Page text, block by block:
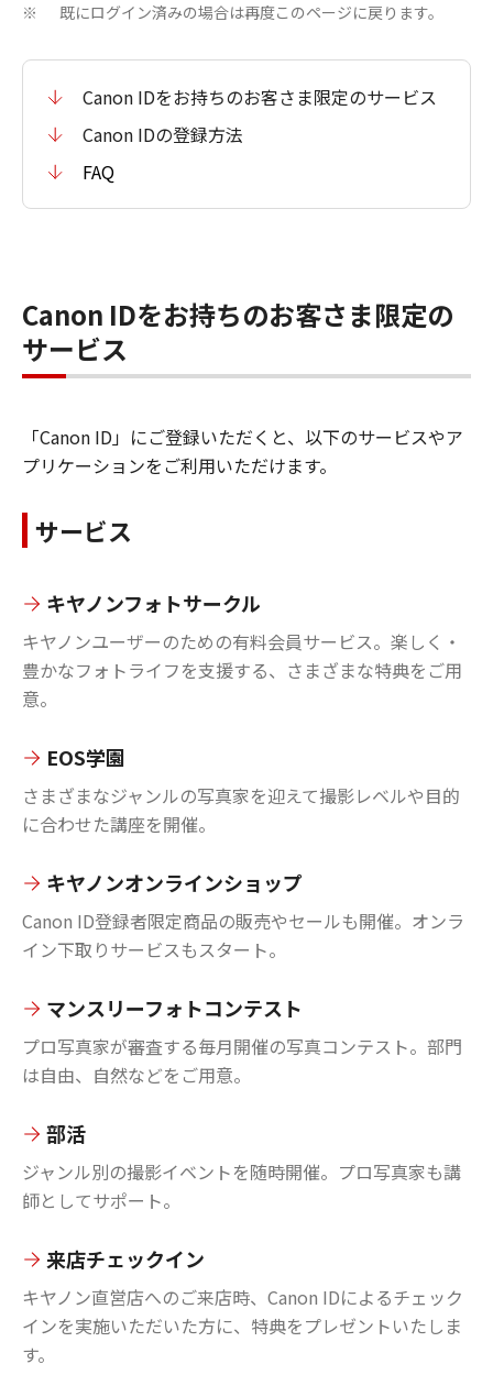
※ 既にログイン済みの場合は再度このページに戻ります。
Canon IDをお持ちのお客さま限定のサービス
Canon IDの登録方法
FAQ
Canon IDをお持ちのお客さま限定の
サービス
「Canon ID」にご登録いただくと、以下のサービスやア
プリケーションをご利用いただけます。
サービス
キヤノンフォトサークル
キヤノンユーザーのための有料会員サービス。楽しく・
豊かなフォトライフを支援する、さまざまな特典をご用
意。
EOS学園
さまざまなジャンルの写真家を迎えて撮影レベルや目的
に合わせた講座を開催。
キヤノンオンラインショップ
Canon ID登録者限定商品の販売やセールも開催。オンラ
イン下取りサービスもスタート。
マンスリーフォトコンテスト
プロ写真家が審査する毎月開催の写真コンテスト。部門
は自由、自然などをご用意。
部活
ジャンル別の撮影イベントを随時開催。プロ写真家も講
師としてサポート。
来店チェックイン
キヤノン直営店へのご来店時、Canon IDによるチェック
インを実施いただいた方に、特典をプレゼントいたしま
す。